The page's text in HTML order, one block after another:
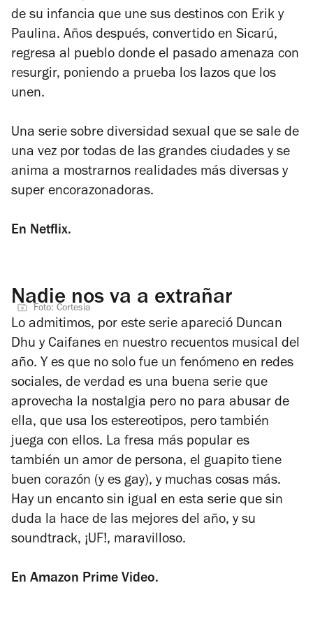
de su infancia que une sus destinos con Erik y
Paulina. Años después, convertido en Sicarú,
regresa al pueblo donde el pasado amenaza con
resurgir, poniendo a prueba los lazos que los
unen.
Una serie sobre diversidad sexual que se sale de
una vez por todas de las grandes ciudades y se
anima a mostrarnos realidades más diversas y
super encorazonadoras.
En Netflix.
Nadie nos va a extrañar
Foto: Cortesía
Lo admitimos, por este serie apareció Duncan
Dhu y Caifanes en nuestro recuentos musical del
año. Y es que no solo fue un fenómeno en redes
sociales, de verdad es una buena serie que
aprovecha la nostalgia pero no para abusar de
ella, que usa los estereotipos, pero también
juega con ellos. La fresa más popular es
también un amor de persona, el guapito tiene
buen corazón (y es gay), y muchas cosas más.
Hay un encanto sin igual en esta serie que sin
duda la hace de las mejores del año, y su
soundtrack, ¡UF!, maravilloso.
En Amazon Prime Video.